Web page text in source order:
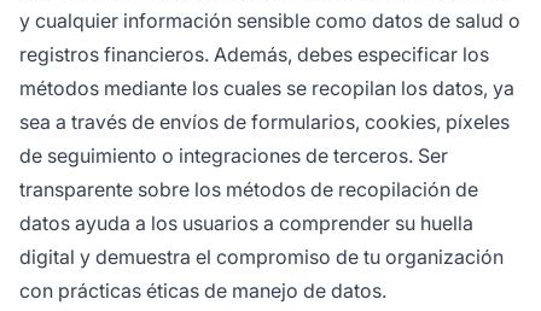
y cualquier información sensible como datos de salud o
registros financieros. Además, debes especificar los
métodos mediante los cuales se recopilan los datos, ya
sea a través de envíos de formularios, cookies, píxeles
de seguimiento o integraciones de terceros. Ser
transparente sobre los métodos de recopilación de
datos ayuda a los usuarios a comprender su huella
digital y demuestra el compromiso de tu organización
con prácticas éticas de manejo de datos.